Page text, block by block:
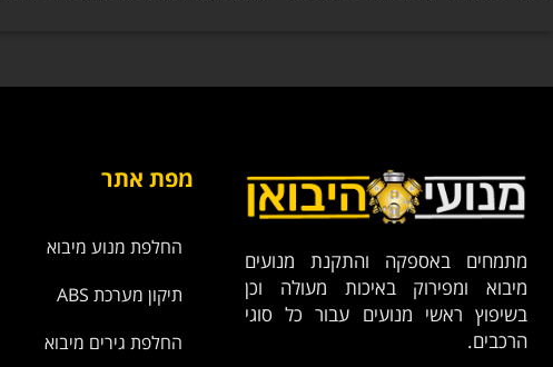
מתמחים באספקה והתקנת מנועים
מיבוא ומפירוק באיכות מעולה וכן
בשיפוץ ראשי מנועים עבור כל סוגי
הרכבים.
מפת אתר
החלפת מנוע מיבוא
תיקון מערכת ABS
החלפת גירים מיבוא